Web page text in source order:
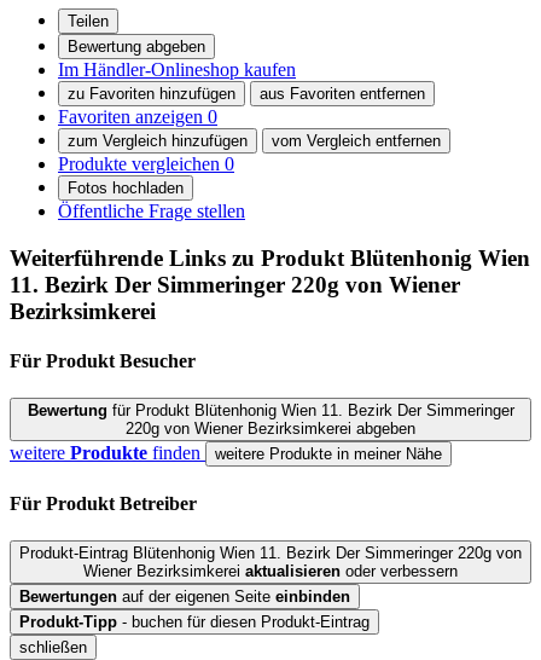
Teilen
Bewertung abgeben
Im Händler-Onlineshop kaufen
zu Favoriten hinzufügen aus Favoriten entfernen
Favoriten anzeigen 0
zum Vergleich hinzufügen vom Vergleich entfernen
Produkte vergleichen 0
Fotos hochladen
Öffentliche Frage stellen
Weiterführende Links zu Produkt Blütenhonig Wien
11. Bezirk Der Simmeringer 220g von Wiener
Bezirksimkerei
Für Produkt Besucher
Bewertung für Produkt Blütenhonig Wien 11. Bezirk Der Simmeringer
220g von Wiener Bezirksimkerei abgeben
weitere Produkte finden weitere Produkte in meiner Nähe
Für Produkt Betreiber
Produkt-Eintrag Blütenhonig Wien 11. Bezirk Der Simmeringer 220g von
Wiener Bezirksimkerei aktualisieren oder verbessern
Bewertungen auf der eigenen Seite einbinden
Produkt-Tipp - buchen für diesen Produkt-Eintrag
schließen